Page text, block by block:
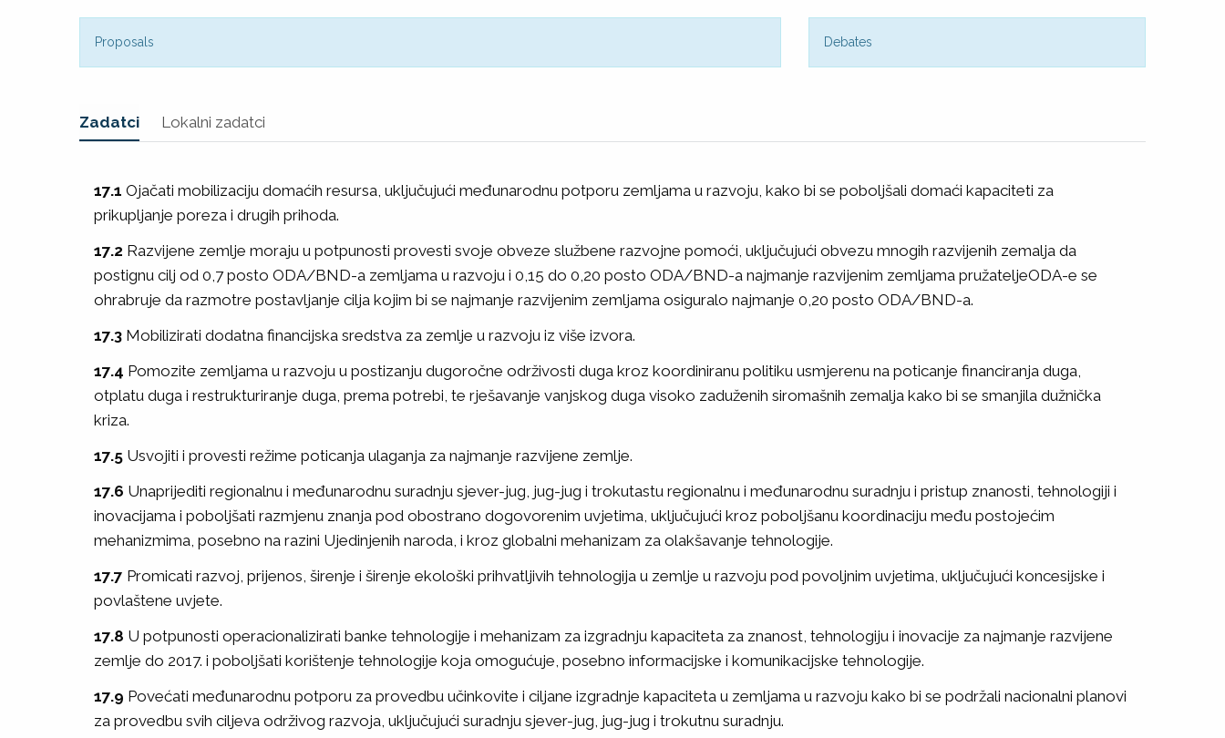
Proposals Debates
Zadatci Lokalni zadatci
17.1 Ojačati mobilizaciju domaćih resursa, uključujući međunarodnu potporu zemljama u razvoju, kako bi se poboljšali domaći kapaciteti za
prikupljanje poreza i drugih prihoda.
17.2 Razvijene zemlje moraju u potpunosti provesti svoje obveze službene razvojne pomoći, uključujući obvezu mnogih razvijenih zemalja da
postignu cilj od 0,7 posto ODA/BND-a zemljama u razvoju i 0,15 do 0,20 posto ODA/BND-a najmanje razvijenim zemljama pružateljeODA-e se
ohrabruje da razmotre postavljanje cilja kojim bi se najmanje razvijenim zemljama osiguralo najmanje 0,20 posto ODA/BND-a.
17.3 Mobilizirati dodatna financijska sredstva za zemlje u razvoju iz više izvora.
17.4 Pomozite zemljama u razvoju u postizanju dugoročne održivosti duga kroz koordiniranu politiku usmjerenu na poticanje financiranja duga,
otplatu duga i restrukturiranje duga, prema potrebi, te rješavanje vanjskog duga visoko zaduženih siromašnih zemalja kako bi se smanjila dužnička
kriza.
17.5 Usvojiti i provesti režime poticanja ulaganja za najmanje razvijene zemlje.
17.6 Unaprijediti regionalnu i međunarodnu suradnju sjever-jug, jug-jug i trokutastu regionalnu i međunarodnu suradnju i pristup znanosti, tehnologiji i
inovacijama i poboljšati razmjenu znanja pod obostrano dogovorenim uvjetima, uključujući kroz poboljšanu koordinaciju među postojećim
mehanizmima, posebno na razini Ujedinjenih naroda, i kroz globalni mehanizam za olakšavanje tehnologije.
17.7 Promicati razvoj, prijenos, širenje i širenje ekološki prihvatljivih tehnologija u zemlje u razvoju pod povoljnim uvjetima, uključujući koncesijske i
povlaštene uvjete.
17.8 U potpunosti operacionalizirati banke tehnologije i mehanizam za izgradnju kapaciteta za znanost, tehnologiju i inovacije za najmanje razvijene
zemlje do 2017. i poboljšati korištenje tehnologije koja omogućuje, posebno informacijske i komunikacijske tehnologije.
17.9 Povećati međunarodnu potporu za provedbu učinkovite i ciljane izgradnje kapaciteta u zemljama u razvoju kako bi se podržali nacionalni planovi
za provedbu svih ciljeva održivog razvoja, uključujući suradnju sjever-jug, jug-jug i trokutnu suradnju.